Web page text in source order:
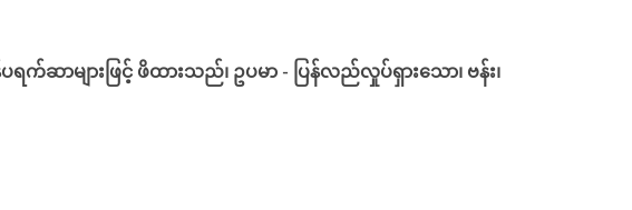
ရက်ဆာများဖြင့် ဖိထားသည်၊ ဥပမာ - ပြန်လည်လှုပ်ရှားသော၊ ဗန်း၊